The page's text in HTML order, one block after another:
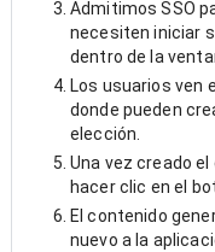
Admitimos SSO
necesiten iniciar
dentro de la
Los usuarios ven
donde pueden
elección.
Una vez creado
hacer clic en el
El contenido
nuevo a la